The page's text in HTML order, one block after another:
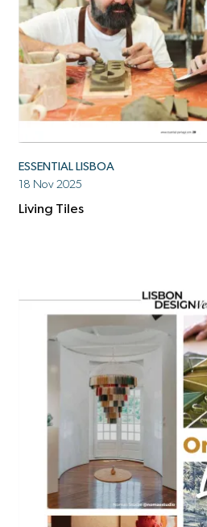
ESSENTIAL LISBOA
18 Nov 2025
Living Tiles